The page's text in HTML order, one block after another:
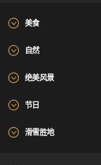
美食
自然
绝美风景
节日
滑雪胜地